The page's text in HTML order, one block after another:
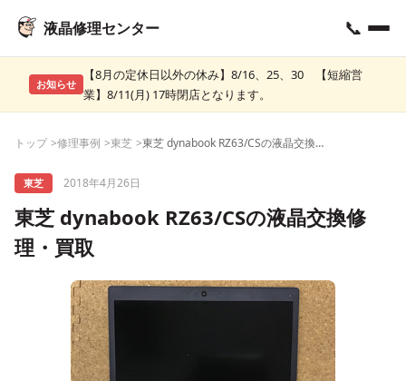
液晶修理センター 📞
お知らせ
【8月の定休日以外の休み】8/16、25、30 【短縮営
業】8/11(月) 17時閉店となります。
トップ 修理事例 東芝 東芝 dynabook RZ63/CSの液晶交換修理・買取
東芝 2018年4月26日
東芝 dynabook RZ63/CSの液晶交換修
理・買取